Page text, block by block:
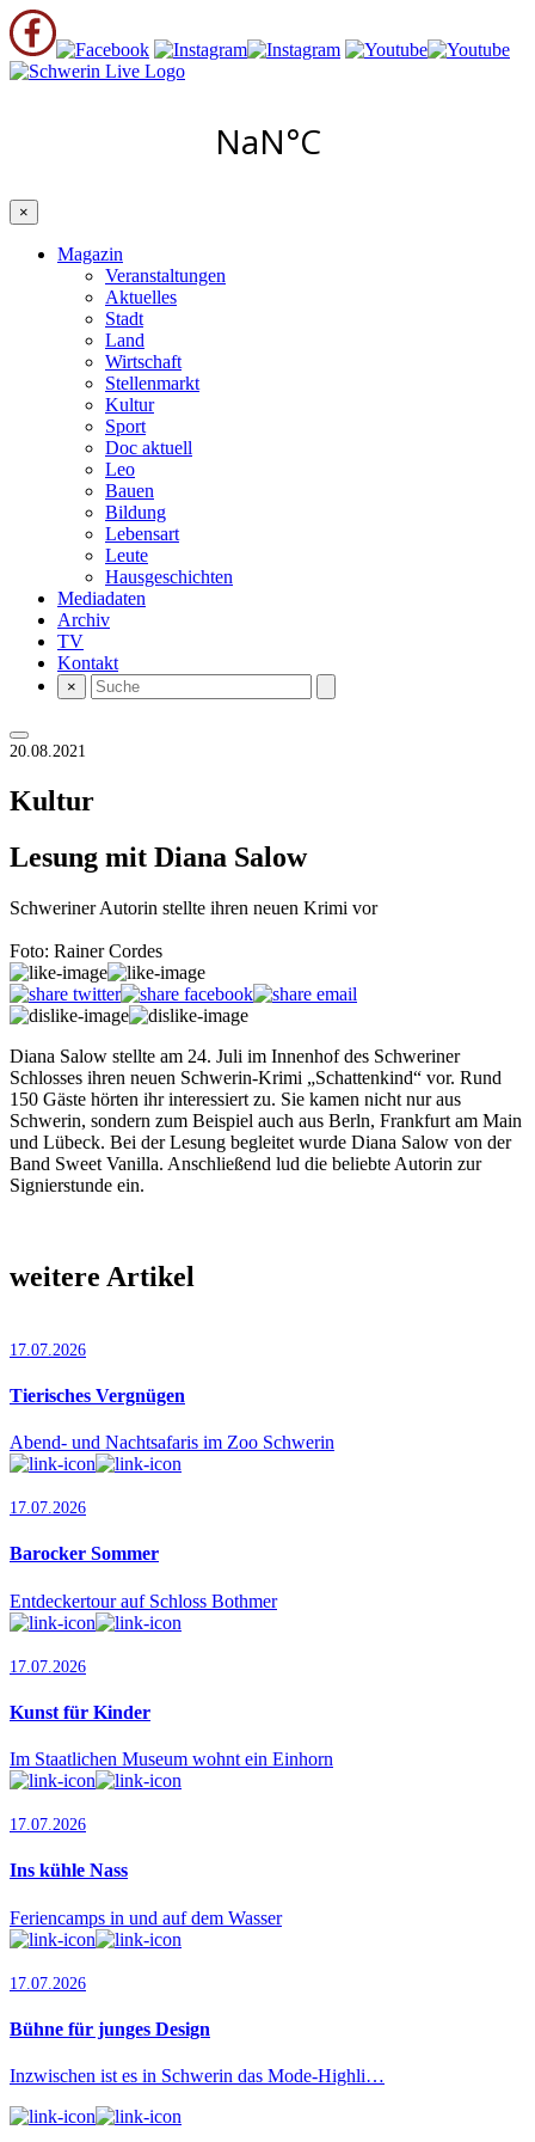
×
Magazin
Veranstaltungen
Aktuelles
Stadt
Land
Wirtschaft
Stellenmarkt
Kultur
Sport
Doc aktuell
Leo
Bauen
Bildung
Lebensart
Leute
Hausgeschichten
Mediadaten
Archiv
TV
Kontakt
×
20.08.2021
Kultur
Lesung mit Diana Salow
Schweriner Autorin stellte ihren neuen Krimi vor
Foto: Rainer Cordes
Diana Salow stellte am 24. Juli im Innenhof des Schweriner
Schlosses ihren neuen Schwerin-Krimi „Schattenkind“ vor. Rund
150 Gäste hörten ihr interessiert zu. Sie kamen nicht nur aus
Schwerin, sondern zum Beispiel auch aus Berln, Frankfurt am Main
und Lübeck. Bei der Lesung begleitet wurde Diana Salow von der
Band Sweet Vanilla. Anschließend lud die beliebte Autorin zur
Signierstunde ein.
weitere Artikel
17.07.2026
Tierisches Vergnügen
Abend- und Nachtsafaris im Zoo Schwerin
17.07.2026
Barocker Sommer
Entdeckertour auf Schloss Bothmer
17.07.2026
Kunst für Kinder
Im Staatlichen Museum wohnt ein Einhorn
17.07.2026
Ins kühle Nass
Feriencamps in und auf dem Wasser
17.07.2026
Bühne für junges Design
Inzwischen ist es in Schwerin das Mode-Highli…